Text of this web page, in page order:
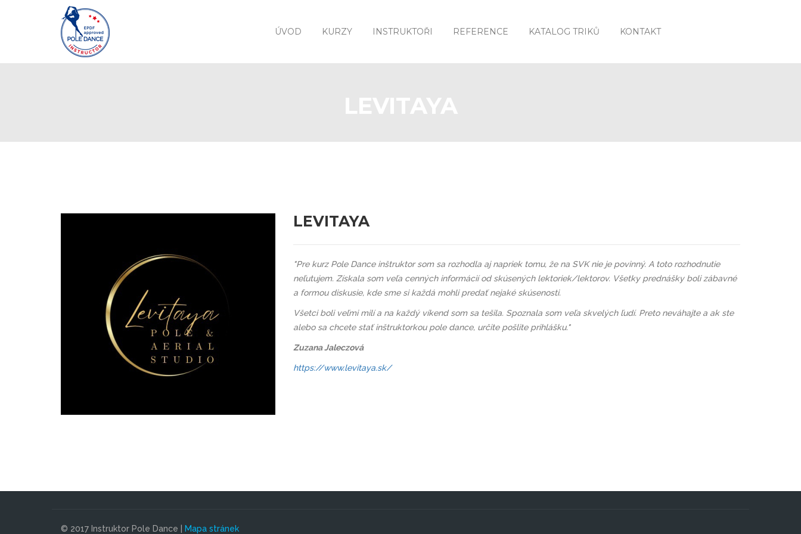
ÚVOD KURZY INSTRUKTOŘI REFERENCE KATALOG TRIKŮ KONTAKT
LEVITAYA
"Pre kurz Pole Dance inštruktor som sa rozhodla aj napriek tomu, že na SVK nie je povinný. A toto rozhodnutie
neľutujem. Získala som veľa cenných informácií od skúsených lektoriek/lektorov. Všetky prednášky boli zábavné
a formou diskusie, kde sme si každá mohli predať nejaké skúsenosti.
Všetci boli veľmi milí a na každý víkend som sa tešila. Spoznala som veľa skvelých ľudí. Preto neváhajte a ak ste
alebo sa chcete stať inštruktorkou pole dance, určite pošlite prihlášku."
Zuzana Jaleczová
https://www.levitaya.sk/
© 2017 Instruktor Pole Dance | Mapa stránek